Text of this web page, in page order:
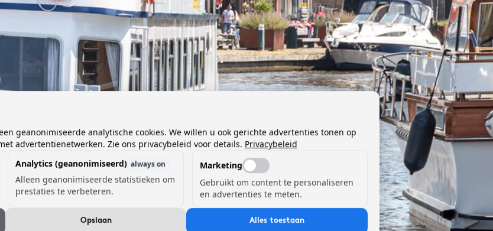
geanonimiseerde analytische cookies. We willen u ook gerichte advertenties tonen op
advertentienetwerken. Zie ons privacybeleid voor details. Privacybeleid
Analytics (geanonimiseerd) always on
Alleen geanonimiseerde statistieken om
prestaties te verbeteren.
Marketing
Gebruikt om content te personaliseren
en advertenties te meten.
Opslaan Alles toestaan